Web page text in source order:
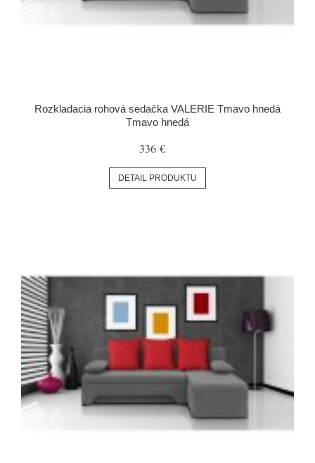
Rozkladacia rohová sedačka VALERIE Tmavo hnedá
Tmavo hnedá
336 €
DETAIL PRODUKTU